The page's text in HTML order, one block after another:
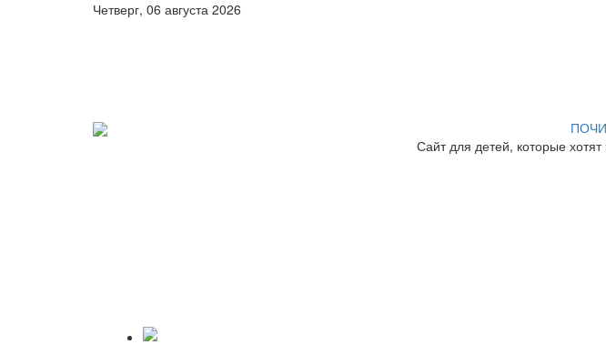
Четверг, 06 августа 2026
Сайт для детей, которые хотят